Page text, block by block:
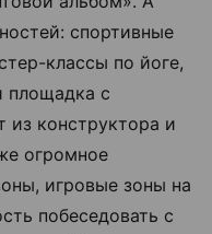
спортивные
классы по йоге,
площадка с
из конструктора и
огромное
игровые зоны на
побеседовать с